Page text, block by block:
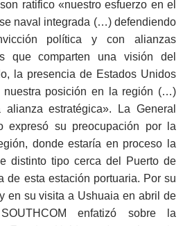
ratifico «nuestro esfuerzo en el
naval integrada (…) defendiendo
política y con alianzas
que comparten una visión del
la presencia de Estados Unidos
nuestra posición en la región (…)
estratégica». La General
expresó su preocupación por la
donde estaría en proceso la
distinto tipo cerca del Puerto de
de esta estación portuaria. Por su
en su visita a Ushuaia en abril de
enfatizó sobre la